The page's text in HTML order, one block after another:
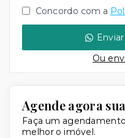
Concordo com a
Ou e
Agende agora
Faça um
melhor o imóvel.